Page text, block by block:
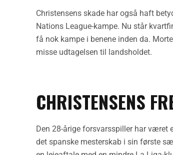
Christensens skade har også haft
Nations League-kampe. Nu står
få nok kampe i benene inden da.
misse udtagelsen til landsholdet.
CHRISTENSENS
Den 28-årige forsvarsspiller har været
det spanske mesterskab i sin første